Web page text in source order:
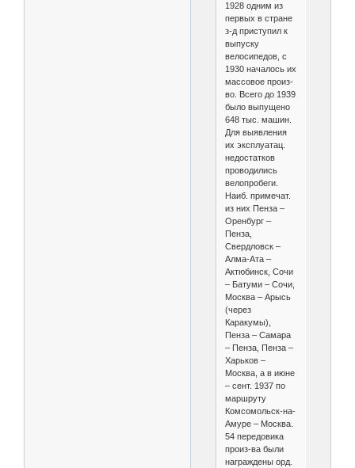
1928 одним из
первых в стране
з-д приступил к
выпуску
велосипедов, с
1930 началось их
массовое произ-
во. Всего до 1939
было выпущено
648 тыс. машин.
Для выявления
их эксплуатац.
недостатков
проводились
велопробеги.
Наиб. примечат.
из них Пенза –
Оренбург –
Пенза,
Свердловск –
Алма-Ата –
Актюбинск, Сочи
– Батуми – Сочи,
Москва – Арысь
(через
Каракумы),
Пенза – Самара
– Пенза, Пенза –
Харьков –
Москва, а в июне
– сент. 1937 по
маршруту
Комсомольск-на-
Амуре – Москва.
54 передовика
произ-ва были
награждены орд.